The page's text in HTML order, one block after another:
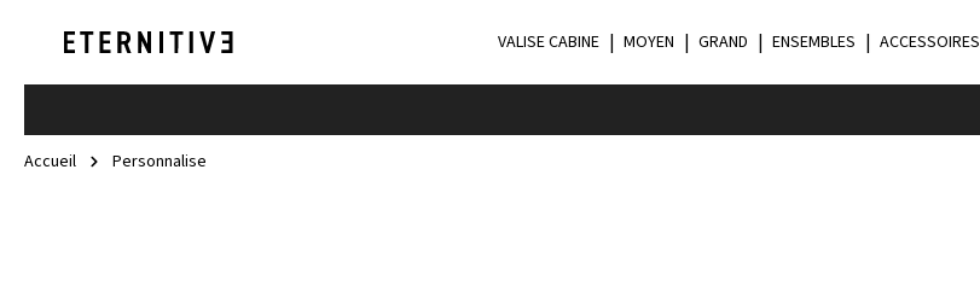
VALISE CABINE MOYEN GRAND ENSEMBLES ACCESSOIRES
Accueil Personnalise